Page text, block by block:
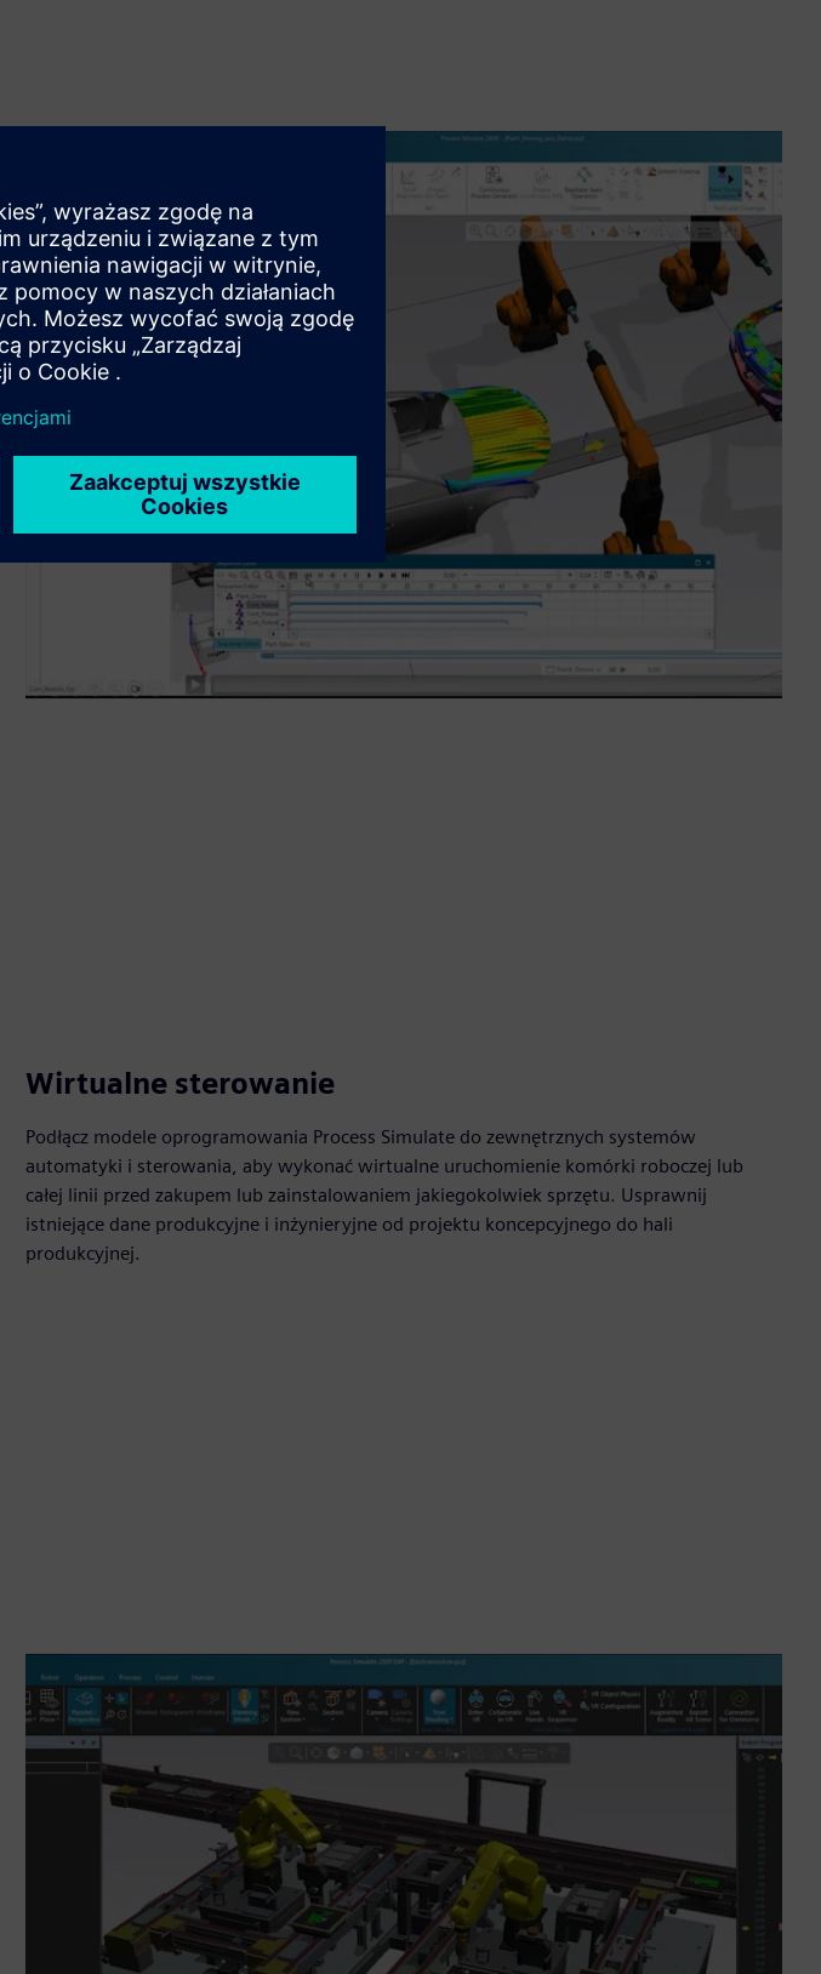
Wirtualne sterowanie
Podłącz modele oprogramowania Process Simulate do zewnętrznych systemów
automatyki i sterowania, aby wykonać wirtualne uruchomienie komórki roboczej lub
całej linii przed zakupem lub zainstalowaniem jakiegokolwiek sprzętu. Usprawnij
istniejące dane produkcyjne i inżynieryjne od projektu koncepcyjnego do hali
produkcyjnej.